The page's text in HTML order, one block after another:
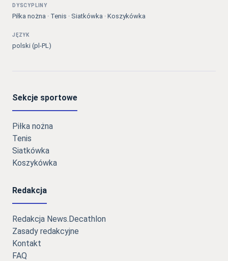
DYSCYPLINY
Piłka nożna · Tenis · Siatkówka · Koszykówka
JĘZYK
polski (pl-PL)
Sekcje sportowe
Piłka nożna
Tenis
Siatkówka
Koszykówka
Redakcja
Redakcja News.Decathlon
Zasady redakcyjne
Kontakt
FAQ